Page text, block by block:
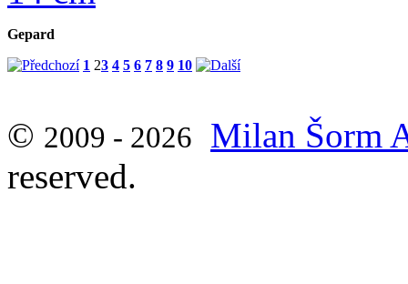
Gepard
1 23 4 5 6 7 8 9 10
© 2009 - 2026
Milan Šorm
reserved.